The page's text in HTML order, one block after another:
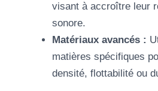
visant à accroître leur
sonore.
Matériaux avancés :
matières spécifiques
densité, flottabilité ou